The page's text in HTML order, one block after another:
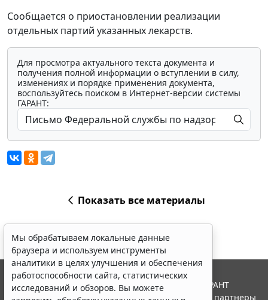
Сообщается о приостановлении реализации
отдельных партий указанных лекарств.
Для просмотра актуального текста документа и
получения полной информации о вступлении в силу,
изменениях и порядке применения документа,
воспользуйтесь поиском в Интернет-версии системы
ГАРАНТ:
Показать все материалы
Мы обрабатываем локальные данные
браузера и используем инструменты
аналитики в целях улучшения и обеспечения
работоспособности сайта, статистических
исследований и обзоров. Вы можете
© ООО "НПП "ГАРАНТ-СЕРВИС", 2026. Система ГАРАНТ
выпускается с 1990 года. Компания "Гарант" и ее партнеры